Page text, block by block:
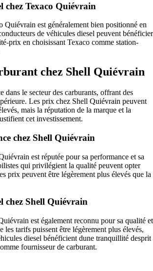
chez Texaco Quiévrain
Quiévrain est généralement bien positionné en
de véhicules diesel peuvent bénéficier
prix en choisissant Texaco comme station-
chez Shell Quiévrain
dans le secteur des carburants, offrant des
Les prix chez Shell Quiévrain peuvent
mais la réputation de la marque et la
cet investissement.
chez Shell Quiévrain
est réputée pour sa performance et sa
qui privilégient la qualité peuvent opter
prix peuvent être légèrement plus élevés que la
chez Shell Quiévrain
est également reconnu pour sa qualité et
les tarifs puissent être légèrement plus élevés,
diesel bénéficient dune tranquillité desprit
fournisseur de carburant.